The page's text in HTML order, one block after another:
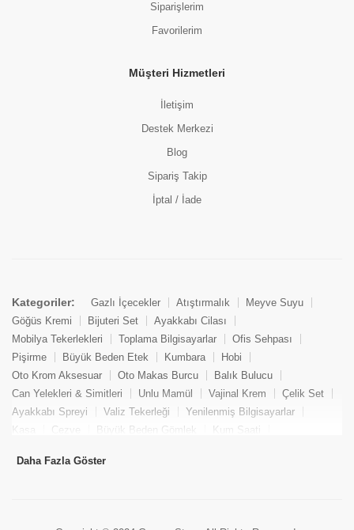
Siparişlerim
Favorilerim
Müşteri Hizmetleri
İletişim
Destek Merkezi
Blog
Sipariş Takip
İptal / İade
Kategoriler: Gazlı İçecekler Atıştırmalık
Meyve Suyu
Göğüs Kremi
Bijuteri Set
Ayakkabı Cilası
Mobilya Tekerlekleri
Toplama Bilgisayarlar
Ofis Sehpası
Pişirme
Büyük Beden Etek Kumbara
Hobi
Oto Krom Aksesuar
Oto Makas Burcu
Balık Bulucu
Can Yelekleri & Simitleri
Unlu Mamül Vajinal Krem
Çelik Set
Ayakkabı Spreyi
Valiz Tekerleği
Yenilenmiş Bilgisayarlar
Kasa
Cezve Büyük Beden Gömlek
Kum Saati
Tekne Bağlama & Demirleme
Daha Fazla Göster